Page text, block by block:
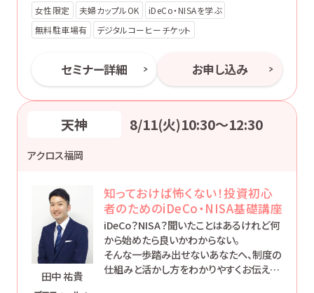
女性限定 夫婦カップルOK
iDeCo・NISAを学ぶ
無料駐車場有
デジタルコーヒーチケット
セミナー詳細 お申し込み
天神 8/11(火)10:30〜12:30
アクロス福岡
田中 祐貴
知っておけば怖くない！投資初心
者のためのiDeCo・NISA基礎講座
iDeCo？NISA？聞いたことはあるけれど何
から始めたら良いかわからない。
そんな一歩踏み出せないあなたへ、制度の
仕組みと活かし方をわかりやすくお伝えし